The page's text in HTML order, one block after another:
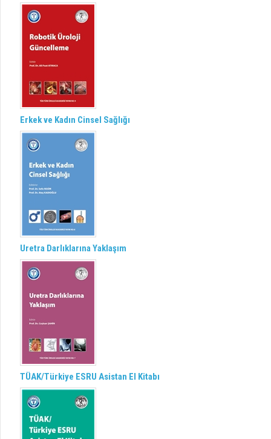
Erkek ve Kadın Cinsel Sağlığı
Uretra Darlıklarına Yaklaşım
TÜAK/Türkiye ESRU Asistan El Kitabı